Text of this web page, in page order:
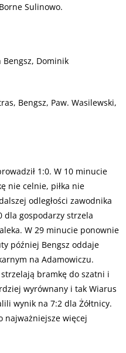
Sulinowo.
Bengsz, Dominik
Bengsz, Paw. Wasilewski,
1:0. W 10 minucie
nie celnie, piłka nie
odległości zawodnika
gospodarzy strzela
W 29 minucie ponownie
później Bengsz oddaje
na Adamowiczu.
bramkę do szatni i
wyrównany i tak Wiarus
wynik na 7:2 dla Żółtnicy.
najważniejsze więcej